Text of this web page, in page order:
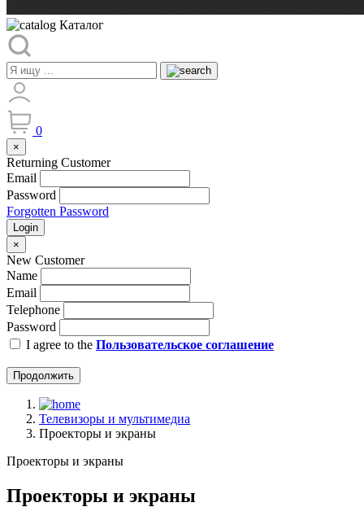
Каталог
0
×
Returning Customer
Email
Password
Forgotten Password
Login
×
New Customer
Name
Email
Telephone
Password
I agree to the Пользовательское соглашение
Продолжить
Телевизоры и мультимедиа
Проекторы и экраны
Проекторы и экраны
Проекторы и экраны